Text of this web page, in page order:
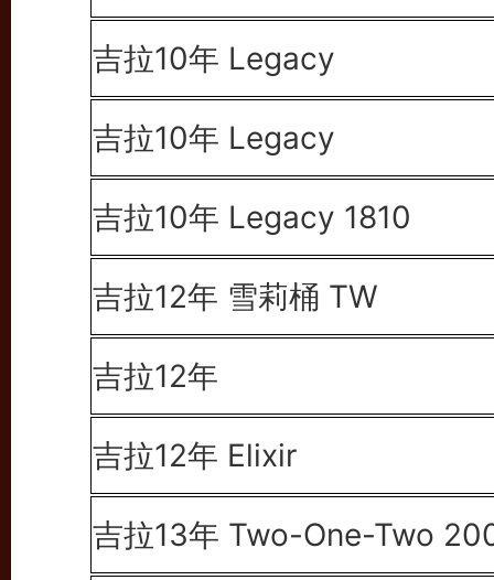
吉拉10年 Legacy
吉拉10年 Legacy
吉拉10年 Legacy 1810
吉拉12年 雪莉桶 TW
吉拉12年
吉拉12年 Elixir
吉拉13年 Two-One-Two